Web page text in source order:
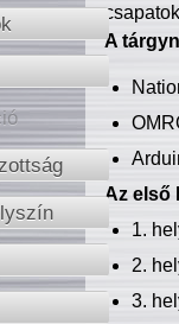
A
Az első
1.
2.
3.